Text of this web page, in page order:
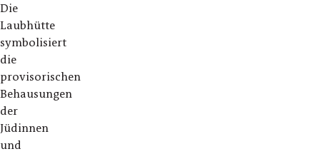
Die
Laubhütte
symbolisiert
die
provisorischen
Behausungen
der
Jüdinnen
und